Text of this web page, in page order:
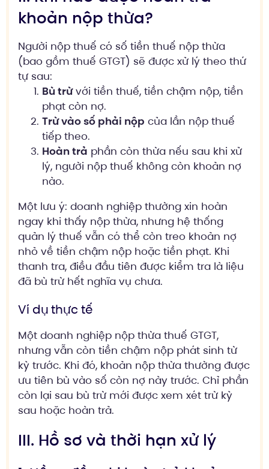
khoản nộp thừa?
Người nộp thuế có số tiền thuế nộp thừa
(bao gồm thuế GTGT) sẽ được xử lý theo thứ
tự sau:
Bù trừvới tiền thuế, tiền chậm nộp, tiền
phạt còn nợ.
Trừ vào số phải nộp của lần nộp thuế
tiếp theo.
Hoàn trả phần còn thừa nếu sau khi xử
lý, người nộp thuế không còn khoản nợ
nào.
Một lưu ý: doanh nghiệp thường xin hoàn
ngay khi thấy nộp thừa, nhưng hệ thống
quản lý thuế vẫn có thể còn treo khoản nợ
nhỏ về tiền chậm nộp hoặc tiền phạt. Khi
thanh tra, điều đầu tiên được kiểm tra là liệu
đã bù trừ hết nghĩa vụ chưa.
Ví dụ thực tế
Một doanh nghiệp nộp thừa thuế GTGT,
nhưng vẫn còn tiền chậm nộp phát sinh từ
kỳ trước. Khi đó, khoản nộp thừa thường được
ưu tiên bù vào số còn nợ này trước. Chỉ phần
còn lại sau bù trừ mới được xem xét trừ kỳ
sau hoặc hoàn trả.
III. Hồ sơ và thời hạn xử lý